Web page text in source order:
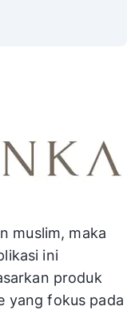
muslim, maka
ini
produk
yang fokus pada